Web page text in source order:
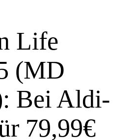
Life
(MD
Bei Aldi-
79,99€